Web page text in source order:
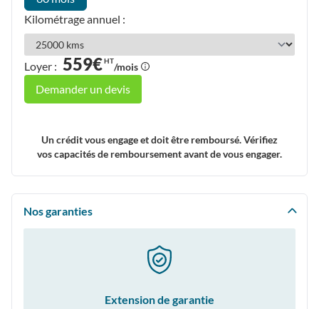
Kilométrage annuel :
Loyer : 559€HT/mois
Demander un devis
Un crédit vous engage et doit être remboursé. Vérifiez
vos capacités de remboursement avant de vous engager.
Nos garanties
Extension de garantie